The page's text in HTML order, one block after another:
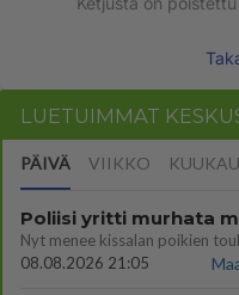
LUETUIMMAT
PÄIVÄ VIIKKO
Poliisi yritti murhata
08.08.2026 21:05